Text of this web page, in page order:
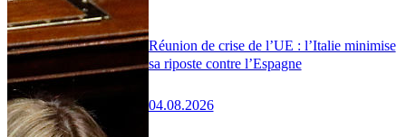
Réunion de crise de l’UE : l’Italie minimise
sa riposte contre l’Espagne
04.08.2026